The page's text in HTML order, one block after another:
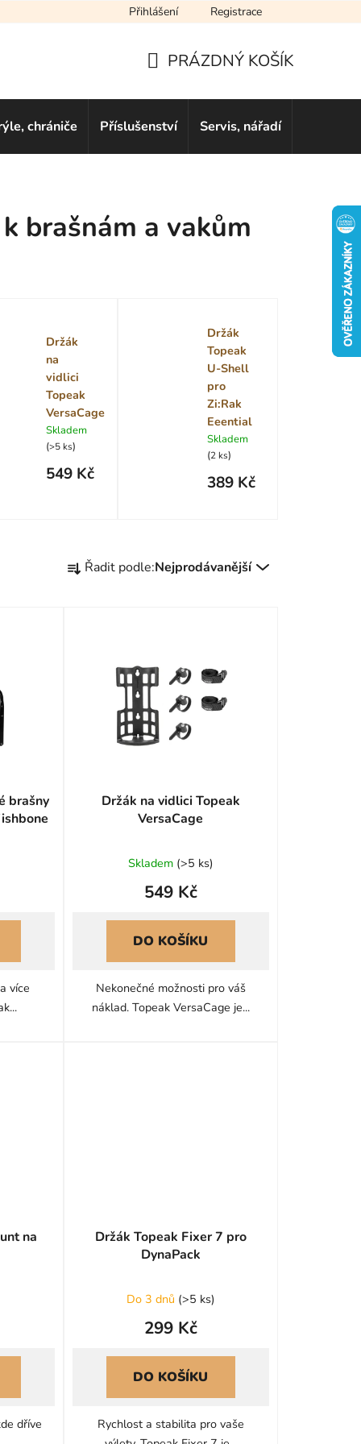
Obchodní podmínky
Přihlášení Registrace
KOŠÍK
PRÁZDNÝ KOŠÍK
chrániče Příslušenství Servis, nářadí
brašnám a vakům
Držák
na
vidlici
Topeak
VersaCage
Skladem
(>5 ks)
549 Kč
Držák
Topeak
U-Shell
pro
Zi:Rak
Eeential
Skladem
(2 ks)
389 Kč
a Řadit podle:Nejprodávanější
brašny
více
Držák na vidlici Topeak
VersaCage
Skladem (>5 ks)
549 Kč
DO KOŠÍKU
Nekonečné možnosti pro váš
náklad. Topeak VersaCage je...
na
dříve
Držák Topeak Fixer 7 pro
DynaPack
Do 3 dnů (>5 ks)
299 Kč
DO KOŠÍKU
Rychlost a stabilita pro vaše